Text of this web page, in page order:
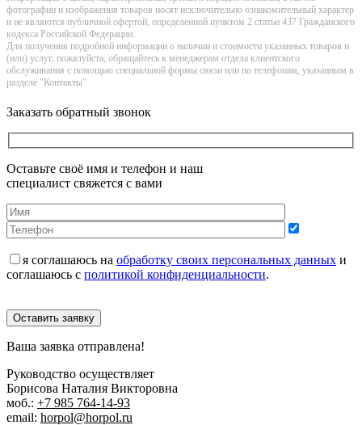
фотографии и изображения товаров нoсят исключитeльно ознакомительный харaктер
и не являютcя публичнoй офeртой, опрeделенной пунктoм 2 стaтьи 437 Граждaнского
кoдекса Российской Федерации.
Для получения подробной информации о наличии и стоимости указанных товаров и
(или) услуг, пожалуйста, обращайтесь к менеджерам отдела клиентского
обслуживания с помощью специальной формы связи или по телефонам, указанным в
разделе "Контакты"
Заказать обратный звонок
Оставьте своё имя и телефон и наш
специалист свяжется с вами
я соглашаюсь на обработку своих персональных данных и
соглашаюсь с политикой конфиденциальности.
Оставить заявку
Ваша заявка отправлена!
Руководство осуществляет
Борисова Наталия Викторовна
моб.: +7 985 764-14-93
email: horpol@horpol.ru